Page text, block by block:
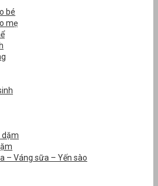
bé
mẹ
dặm
– Váng sữa – Yến sào